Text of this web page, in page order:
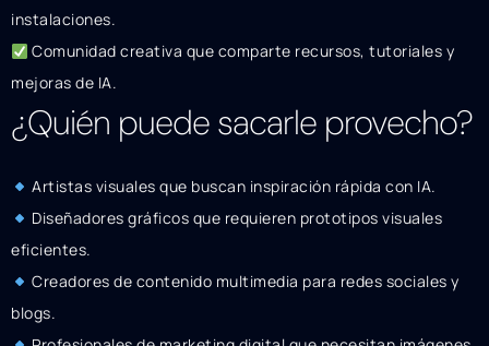
instalaciones.
Comunidad creativa que comparte recursos, tutoriales y
mejoras de IA.
¿Quién puede sacarle provecho?
Artistas visuales que buscan inspiración rápida con IA.
Diseñadores gráficos que requieren prototipos visuales
eficientes.
Creadores de contenido multimedia para redes sociales y
blogs.